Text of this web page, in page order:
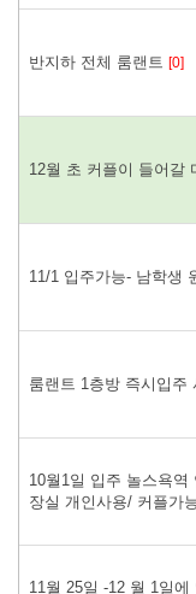
반지하 전체 룸랜트 [0]
12월 초 커플이 들어갈
11/1 입주가능- 남학생
룸랜트 1층방 즉시입주
10월1일 입주 놀스욕
장실 개인사용/ 커플가
11월 25일 -12 월 1일